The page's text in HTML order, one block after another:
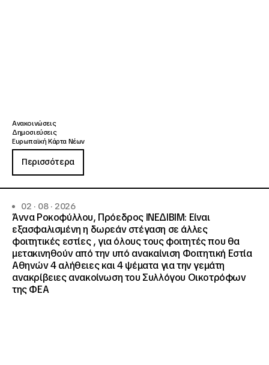
Ανακοινώσεις
Δημοσιεύσεις
Ευρωπαϊκή Κάρτα Νέων
Περισσότερα
02 · 08 · 2026
Άννα Ροκοφύλλου, Πρόεδρος ΙΝΕΔΙΒΙΜ: Είναι
εξασφαλισμένη η δωρεάν στέγαση σε άλλες
φοιτητικές εστίες , για όλους τους φοιτητές που θα
μετακινηθούν από την υπό ανακαίνιση Φοιτητική Εστία
Αθηνών 4 αλήθειες και 4 ψέματα για την γεμάτη
ανακρίβειες ανακοίνωση του Συλλόγου Οικοτρόφων
της ΦΕΑ